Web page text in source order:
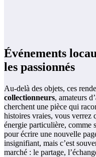
Événements
les passionnés
Au-delà des objets, ces
collectionneurs, amateurs
cherchent une pièce qui
histoires vraies, vous verrez
énergie particulière, comme
pour écrire une nouvelle
insignifiant, mais c’est
marché : le partage,